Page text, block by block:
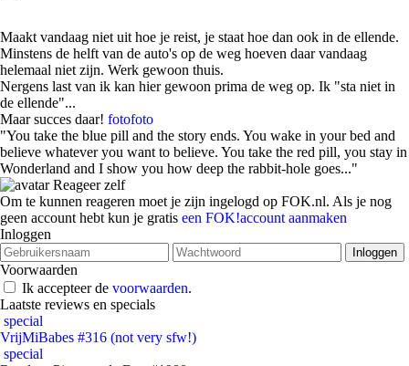
Maakt vandaag niet uit hoe je reist, je staat hoe dan ook in de ellende.
Minstens de helft van de auto's op de weg hoeven daar vandaag
helemaal niet zijn. Werk gewoon thuis.
Nergens last van ik kan hier gewoon prima de weg op. Ik "sta niet in
de ellende"...
Maar succes daar! fotofoto
"You take the blue pill and the story ends. You wake in your bed and
believe whatever you want to believe. You take the red pill, you stay in
Wonderland and I show you how deep the rabbit-hole goes..."
Reageer zelf
Om te kunnen reageren moet je zijn ingelogd op FOK.nl. Als je nog
geen account hebt kun je gratis een FOK!account aanmaken
Inloggen
Voorwaarden
Ik accepteer de voorwaarden.
Laatste reviews en specials
special
VrijMiBabes #316 (not very sfw!)
special